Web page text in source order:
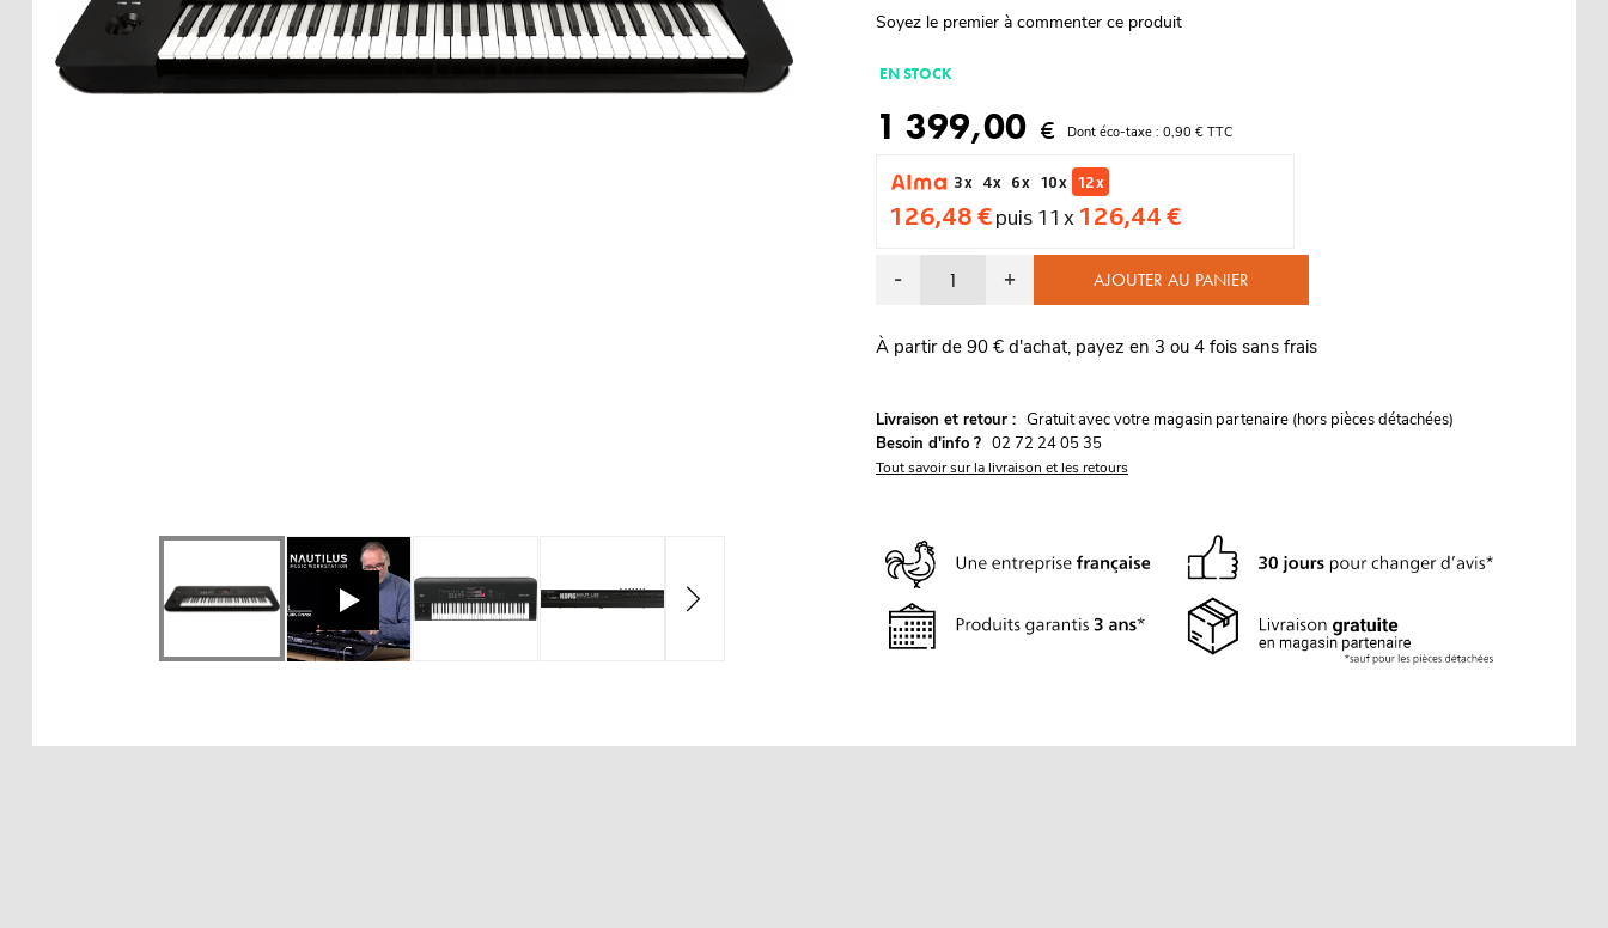
Soyez le premier à commenter ce produit
EN STOCK
1 399,00 € Dont éco-taxe : 0,90 € TTC
3 x 4 x 6 x 10 x 12 x
126,48 €puis 11 x 126,44 €
- + AJOUTER AU PANIER
À partir de 90 € d'achat, payez en 3 ou 4 fois sans frais
Livraison et retour : Gratuit avec votre magasin partenaire (hors pièces détachées)
Besoin d'info ? 02 72 24 05 35
Tout savoir sur la livraison et les retours